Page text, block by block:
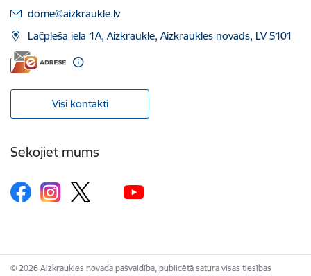
E-pasts:
dome@aizkraukle.lv
Lāčplēša iela 1A, Aizkraukle, Aizkraukles novads, LV 5101
Visi kontakti
Sekojiet mums
© 2026 Aizkraukles novada pašvaldība, publicētā satura visas tiesības